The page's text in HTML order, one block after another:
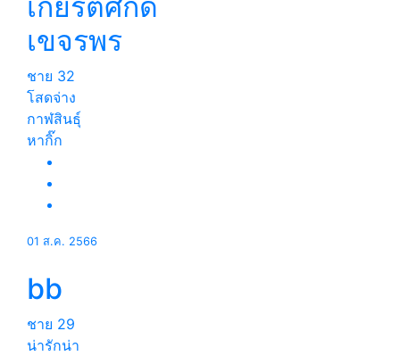
เขจรพร
ชาย 32
โสดจ่าง
กาฬสินธุ์
หากิ๊ก
01 ส.ค. 2566
bb
ชาย 29
น่ารักน่า